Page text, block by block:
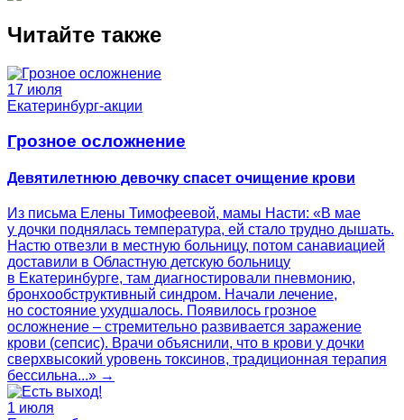
Читайте также
17 июля
Екатеринбург-акции
Грозное осложнение
Девятилетнюю девочку спасет очищение крови
Из письма Елены Тимофеевой, мамы Насти: «В мае
у дочки поднялась температура, ей стало трудно дышать.
Настю отвезли в местную больницу, потом санавиацией
доставили в Областную детскую больницу
в Екатеринбурге, там диагностировали пневмонию,
бронхообструктивный синдром. Начали лечение,
но состояние ухудшалось. Появилось грозное
осложнение – стремительно развивается заражение
крови (сепсис). Врачи объяснили, что в крови у дочки
сверхвысокий уровень токсинов, традиционная терапия
бессильна...» →
1 июля